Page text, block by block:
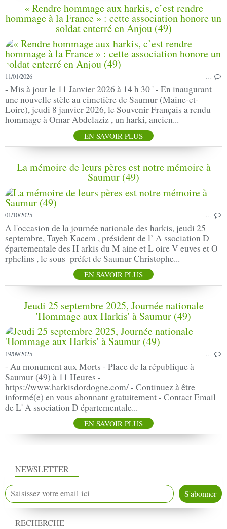
« Rendre hommage aux harkis, c’est rendre
hommage à la France » : cette association honore un
soldat enterré en Anjou (49)
11/01/2026 …
- Mis à jour le 11 Janvier 2026 à 14 h 30 ' - En inaugurant
une nouvelle stèle au cimetière de Saumur (Maine-et-
Loire), jeudi 8 janvier 2026, le Souvenir Français a rendu
hommage à Omar Abdelaziz , un harki, ancien...
EN SAVOIR PLUS
La mémoire de leurs pères est notre mémoire à
Saumur (49)
01/10/2025 …
A l'occasion de la journée nationale des harkis, jeudi 25
septembre, Tayeb Kacem , président de l’ A ssociation D
épartementale des H arkis du M aine et L oire V euves et O
rphelins , le sous–préfet de Saumur Christophe...
EN SAVOIR PLUS
Jeudi 25 septembre 2025, Journée nationale
'Hommage aux Harkis' à Saumur (49)
19/09/2025 …
- Au monument aux Morts - Place de la république à
Saumur (49) à 11 Heures -
https://www.harkisdordogne.com/ - Continuez à être
informé(e) en vous abonnant gratuitement - Contact Email
de L' A ssociation D épartementale...
EN SAVOIR PLUS
NEWSLETTER
RECHERCHE